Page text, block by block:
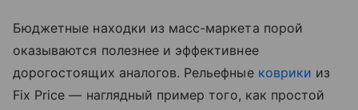
Бюджетные находки из масс-маркета порой
оказываются полезнее и эффективнее
дорогостоящих аналогов. Рельефные коврики из
Fix Price — наглядный пример того, как простой